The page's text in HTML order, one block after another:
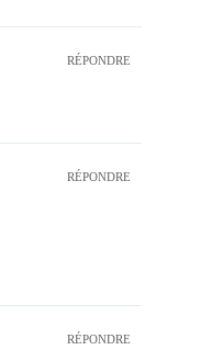
RÉPONDRE
RÉPONDRE
RÉPONDRE